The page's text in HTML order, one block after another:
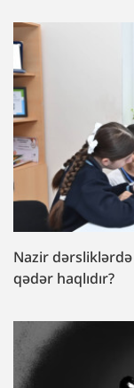
Nazir
qədər haqlıdır?